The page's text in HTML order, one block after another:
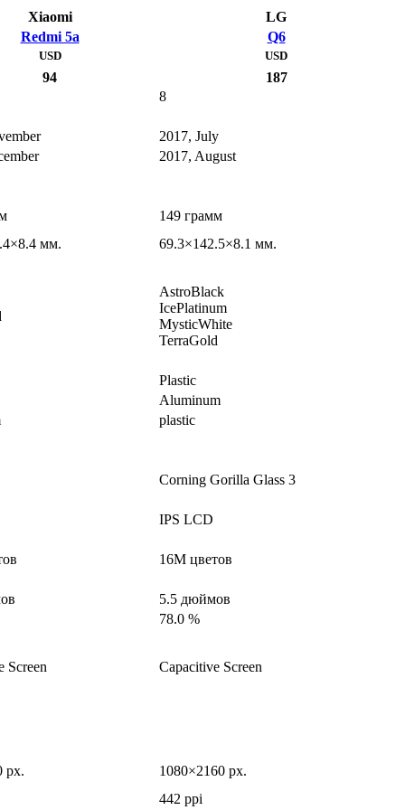
Xiaomi
LG
Redmi 5a
Q6
USD
94
USD
187
8
2017, July
2017, August
149 грамм
мм.
69.3×142.5×8.1 мм.
AstroBlack
IcePlatinum
MysticWhite
TerraGold
Plastic
Aluminum
plastic
Corning Gorilla Glass 3
IPS LCD
16M цветов
5.5 дюймов
78.0 %
Screen
Capacitive Screen
px.
1080×2160 px.
442 ppi